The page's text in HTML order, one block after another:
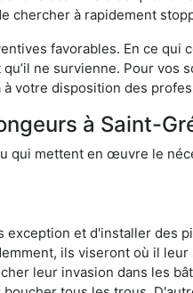
chercher à rapidement
favorables. En ce qui
ne survienne. Pour vos
votre disposition des
à Saint-
qui mettent en œuvre le
exception et d'installer des
ils viseront où il
leur invasion dans les